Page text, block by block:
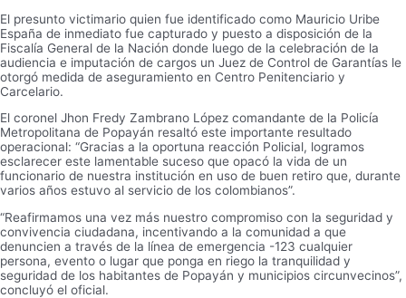
El presunto victimario quien fue identificado como Mauricio Uribe
España de inmediato fue capturado y puesto a disposición de la
Fiscalía General de la Nación donde luego de la celebración de la
audiencia e imputación de cargos un Juez de Control de Garantías le
otorgó medida de aseguramiento en Centro Penitenciario y
Carcelario.
El coronel Jhon Fredy Zambrano López comandante de la Policía
Metropolitana de Popayán resaltó este importante resultado
operacional: “Gracias a la oportuna reacción Policial, logramos
esclarecer este lamentable suceso que opacó la vida de un
funcionario de nuestra institución en uso de buen retiro que, durante
varios años estuvo al servicio de los colombianos”.
“Reafirmamos una vez más nuestro compromiso con la seguridad y
convivencia ciudadana, incentivando a la comunidad a que
denuncien a través de la línea de emergencia -123 cualquier
persona, evento o lugar que ponga en riego la tranquilidad y
seguridad de los habitantes de Popayán y municipios circunvecinos”,
concluyó el oficial.